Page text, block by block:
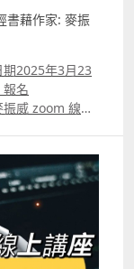
書藉作家: 麥振
2025年3月23
威 zoom 線上
Footprint chart
轉為python版
度數據的交
名whatspp